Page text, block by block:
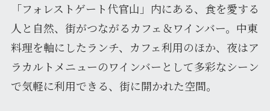
「フォレストゲート代官山」内にある、食を愛する
人と自然、街がつながるカフェ＆ワインバー。中東
料理を軸にしたランチ、カフェ利用のほか、夜はア
ラカルトメニューのワインバーとして多彩なシーン
で気軽に利用できる、街に開かれた空間。